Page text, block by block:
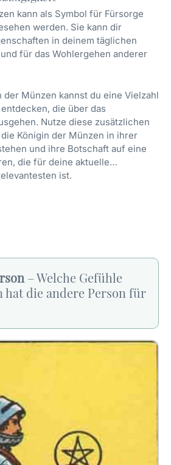
kann als Symbol für Fürsorge
werden. Sie kann dir
in deinem täglichen
für das Wohlergehen anderer
der Münzen kannst du eine Vielzahl
die über das
Nutze diese zusätzlichen
Königin der Münzen in ihrer
und ihre Botschaft auf eine
die für deine aktuelle
ist.
– Welche Gefühle
hat die andere Person für